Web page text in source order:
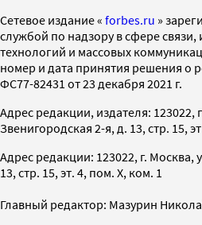
Cетевое издание « forbes.ru »
службой по надзору в сфере
технологий и массовых
номер и дата принятия решения о
ФС77-82431 от 23 декабря 2021 г.
Адрес редакции, издателя: 123022,
Звенигородская 2-я, д. 13, стр. 15,
Адрес редакции: 123022, г. Москва,
13, стр. 15, эт. 4, пом. X, ком. 1
Главный редактор: Мазурин